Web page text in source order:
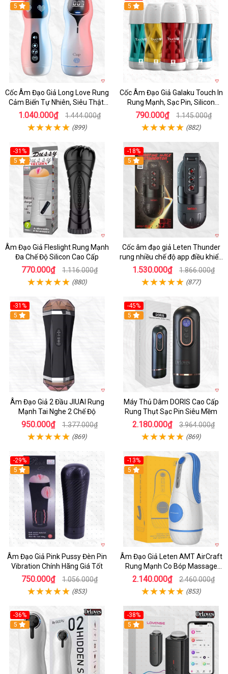
5
Cốc Âm Đạo Giả Long Love Rung
Cảm Biến Tự Nhiên, Siêu Thật,
Sướng
1.040.000₫ 1.444.000₫
(899)
Hot
5
Cốc Âm Đạo Giả Galaku Touch In
Rung Mạnh, Sạc Pin, Silicon
Mềm
790.000₫ 1.145.000₫
(882)
-31%
5
Âm Đạo Giả Fleslight Rung Mạnh
Đa Chế Độ Silicon Cao Cấp
770.000₫ 1.116.000₫
(880)
-18%
5
Cốc âm đạo giả Leten Thunder
rung nhiều chế độ app điều khiển
tiện lợi
1.530.000₫ 1.866.000₫
(877)
-31%
5
Âm Đạo Giả 2 Đầu JIUAI Rung
Mạnh Tai Nghe 2 Chế Độ
950.000₫ 1.377.000₫
(869)
-45%
Hot
5
Máy Thủ Dâm DORIS Cao Cấp
Rung Thụt Sạc Pin Siêu Mềm
2.180.000₫ 3.964.000₫
(869)
-29%
5
Âm Đạo Giả Pink Pussy Đèn Pin
Vibration Chính Hãng Giá Tốt
750.000₫ 1.056.000₫
(853)
-13%
5
Âm Đạo Giả Leten AMT AirCraft
Rung Mạnh Co Bóp Massage
Êm Ái
2.140.000₫ 2.460.000₫
(853)
-36%
Hot
5
-38%
Hot
5